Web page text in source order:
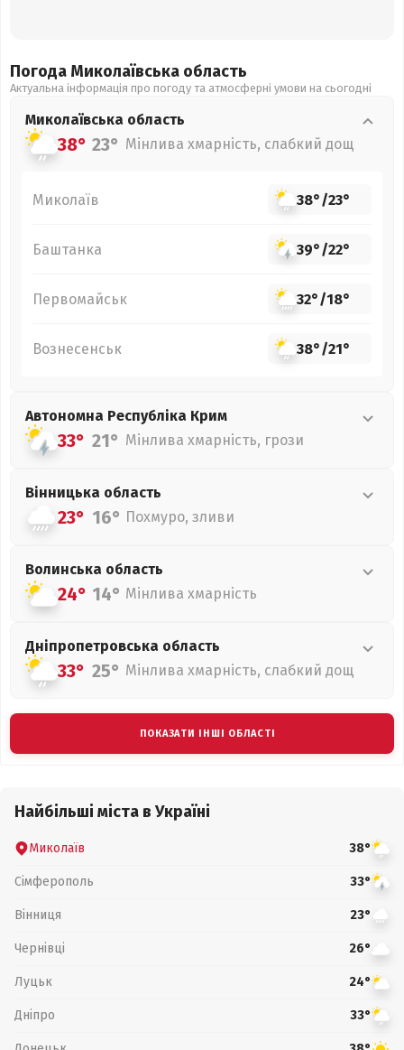
Погода Миколаївська область
Актуальна інформація про погоду та атмосферні умови на сьогодні
Миколаївська область
38° 23° Мінлива хмарність, слабкий дощ
Миколаїв 38°/23°
Баштанка 39°/22°
Первомайськ 32°/18°
Вознесенськ 38°/21°
Автономна Республіка Крим
33° 21° Мінлива хмарність, грози
Вінницька область
23° 16° Похмуро, зливи
Волинська область
24° 14° Мінлива хмарність
Дніпропетровська область
33° 25° Мінлива хмарність, слабкий дощ
ПОКАЗАТИ ІНШІ ОБЛАСТІ
Найбільші міста в Україні
Миколаїв 38°
Сімферополь 33°
Вінниця 23°
Чернівці 26°
Луцьк 24°
Дніпро 33°